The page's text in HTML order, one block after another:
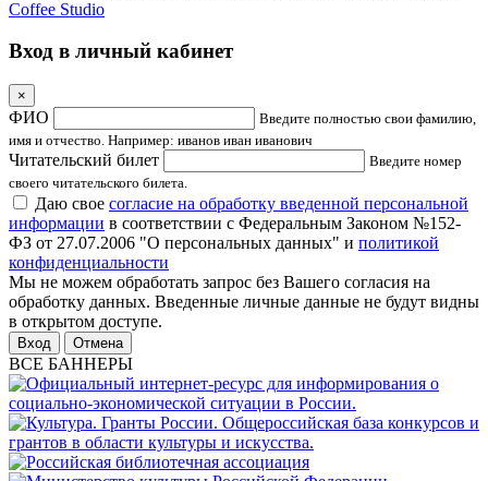
Coffee Studio
Вход в личный кабинет
×
ФИО
Введите полностью свои фамилию,
имя и отчество. Например: иванов иван иванович
Читательский билет
Введите номер
своего читательского билета.
Даю свое согласие на обработку введенной персональной
информации в соответствии с Федеральным Законом №152-
ФЗ от 27.07.2006 "О персональных данных" и политикой
конфиденциальности
Мы не можем обработать запрос без Вашего согласия на
обработку данных. Введенные личные данные не будут видны
в открытом доступе.
Отмена
ВСЕ БАННЕРЫ